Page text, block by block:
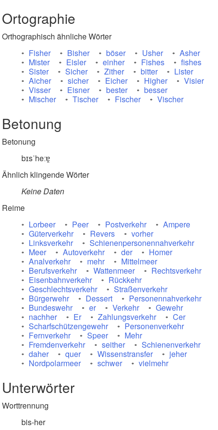
Ortographie
Orthographisch ähnliche Wörter
Fisher
Bisher böser Usher
Asher
Mister
Eisler einher Fishes
fishes
Sister
Sicher Zither bitter
Lister
Aicher
sicher Eicher Higher
Visier
Visser
Eisner bester
besser
Mischer
Tischer Fischer Vischer
Betonung
Betonung
bɪsˈheːɐ̯
Ähnlich klingende Wörter
Keine Daten
Reime
Lorbeer
Peer Postverkehr
Ampere
Güterverkehr
Revers
vorher
Linksverkehr
Schienenpersonennahverkehr
Meer
Autoverkehr der
Homer
Analverkehr
mehr
Mittelmeer
Berufsverkehr
Wattenmeer
Rechtsverkehr
Eisenbahnverkehr
Rückkehr
Geschlechtsverkehr
Straßenverkehr
Bürgerwehr
Dessert
Personennahverkehr
Bundeswehr
er Verkehr
Gewehr
nachher
Er Zahlungsverkehr
Cer
Scharfschützengewehr
Personenverkehr
Fernverkehr
Speer
Mehr
Fremdenverkehr
seither
Schienenverkehr
daher
quer Wissenstransfer
jeher
Nordpolarmeer
schwer vielmehr
Unterwörter
Worttrennung
bis-her